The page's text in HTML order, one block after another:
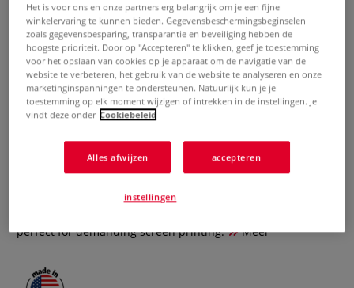
Speedball® | Zeefdrukraam 120T
— aluminium
0 Beoordeling
Speedball Aluminium Screenprinting Frames 120T are
perfect for demanding screen printing.
Meer
Het is voor ons en onze partners erg belangrijk om je een fijne
winkelervaring te kunnen bieden. Gegevensbeschermingsbeginselen
zoals gegevensbesparing, transparantie en beveiliging hebben de
hoogste prioriteit. Door op "Accepteren" te klikken, geef je toestemming
voor het opslaan van cookies op je apparaat om de navigatie van de
website te verbeteren, het gebruik van de website te analyseren en onze
marketinginspanningen te ondersteunen. Natuurlijk kun je je
toestemming op elk moment wijzigen of intrekken in de instellingen. Je
vindt deze onder Cookiebeleid
Alles afwijzen accepteren
instellingen